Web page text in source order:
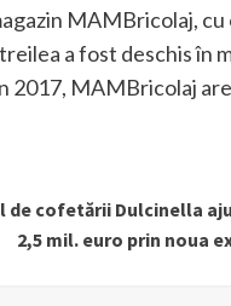
MAMBricolaj,
a fost deschis în
2017, MAMBricolaj
de cofetării Dulcinella
2,5 mil. euro prin noua